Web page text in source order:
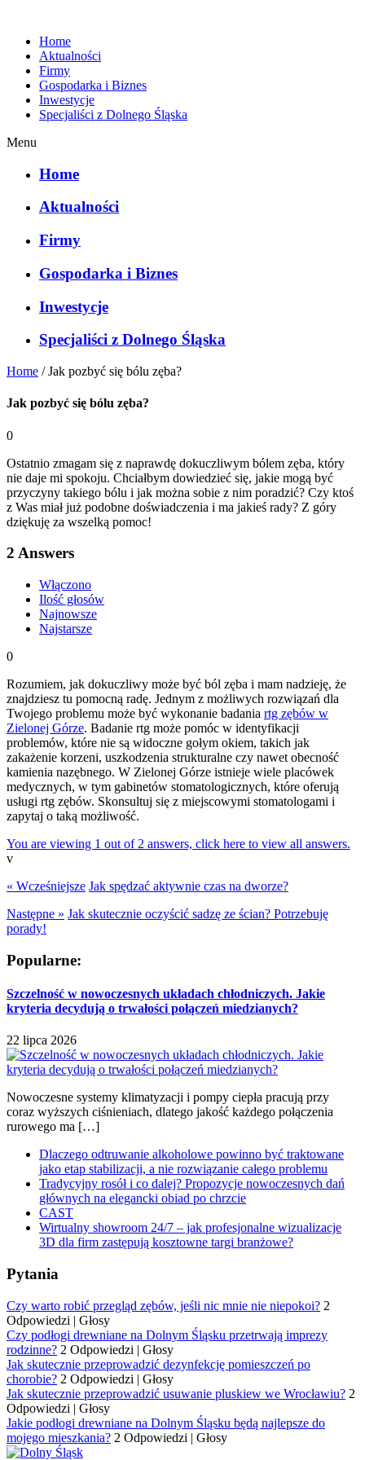
Home
Aktualności
Firmy
Gospodarka i Biznes
Inwestycje
Specjaliści z Dolnego Śląska
Menu
Home
Aktualności
Firmy
Gospodarka i Biznes
Inwestycje
Specjaliści z Dolnego Śląska
Home /Jak pozbyć się bólu zęba?
Jak pozbyć się bólu zęba?
0
Ostatnio zmagam się z naprawdę dokuczliwym bólem zęba, który
nie daje mi spokoju. Chciałbym dowiedzieć się, jakie mogą być
przyczyny takiego bólu i jak można sobie z nim poradzić? Czy ktoś
z Was miał już podobne doświadczenia i ma jakieś rady? Z góry
dziękuję za wszelką pomoc!
2 Answers
Włączono
Ilość głosów
Najnowsze
Najstarsze
0
Rozumiem, jak dokuczliwy może być ból zęba i mam nadzieję, że
znajdziesz tu pomocną radę. Jednym z możliwych rozwiązań dla
Twojego problemu może być wykonanie badania rtg zębów w
Zielonej Górze. Badanie rtg może pomóc w identyfikacji
problemów, które nie są widoczne gołym okiem, takich jak
zakażenie korzeni, uszkodzenia strukturalne czy nawet obecność
kamienia nazębnego. W Zielonej Górze istnieje wiele placówek
medycznych, w tym gabinetów stomatologicznych, które oferują
usługi rtg zębów. Skonsultuj się z miejscowymi stomatologami i
zapytaj o taką możliwość.
You are viewing 1 out of 2 answers, click here to view all answers.
v
« Wcześniejsze Jak spędzać aktywnie czas na dworze?
Następne » Jak skutecznie oczyścić sadzę ze ścian? Potrzebuję
porady!
Popularne:
Szczelność w nowoczesnych układach chłodniczych. Jakie
kryteria decydują o trwałości połączeń miedzianych?
22 lipca 2026
Nowoczesne systemy klimatyzacji i pompy ciepła pracują przy
coraz wyższych ciśnieniach, dlatego jakość każdego połączenia
rurowego ma […]
Dlaczego odtruwanie alkoholowe powinno być traktowane
jako etap stabilizacji, a nie rozwiązanie całego problemu
Tradycyjny rosół i co dalej? Propozycje nowoczesnych dań
głównych na elegancki obiad po chrzcie
CAST
Wirtualny showroom 24/7 – jak profesjonalne wizualizacje
3D dla firm zastępują kosztowne targi branżowe?
Pytania
Czy warto robić przegląd zębów, jeśli nic mnie nie niepokoi? 2
Odpowiedzi | Głosy
Czy podłogi drewniane na Dolnym Śląsku przetrwają imprezy
rodzinne? 2 Odpowiedzi | Głosy
Jak skutecznie przeprowadzić dezynfekcję pomieszczeń po
chorobie? 2 Odpowiedzi | Głosy
Jak skutecznie przeprowadzić usuwanie pluskiew we Wrocławiu? 2
Odpowiedzi | Głosy
Jakie podłogi drewniane na Dolnym Śląsku będą najlepsze do
mojego mieszkania? 2 Odpowiedzi | Głosy